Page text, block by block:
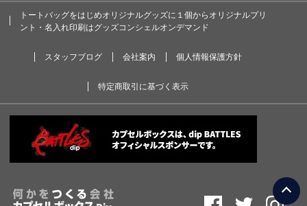
トートバッグをはじめオリジナルグッズに１個からオリジナルプリ
ント・名入れ印刷はグッズコンシェルオンデマンド
スタッフブログ 会社案内 個人情報保護方針
特定商取引に基づく表示